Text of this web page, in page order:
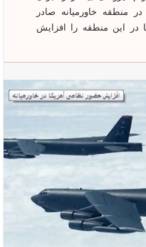
منطقه خاورمیانه صادر
در این منطقه را افزایش